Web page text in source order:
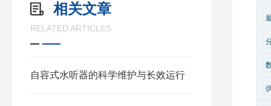
相关文章
RELATED ARTICLES
自容式水听器的科学维护与长效运行